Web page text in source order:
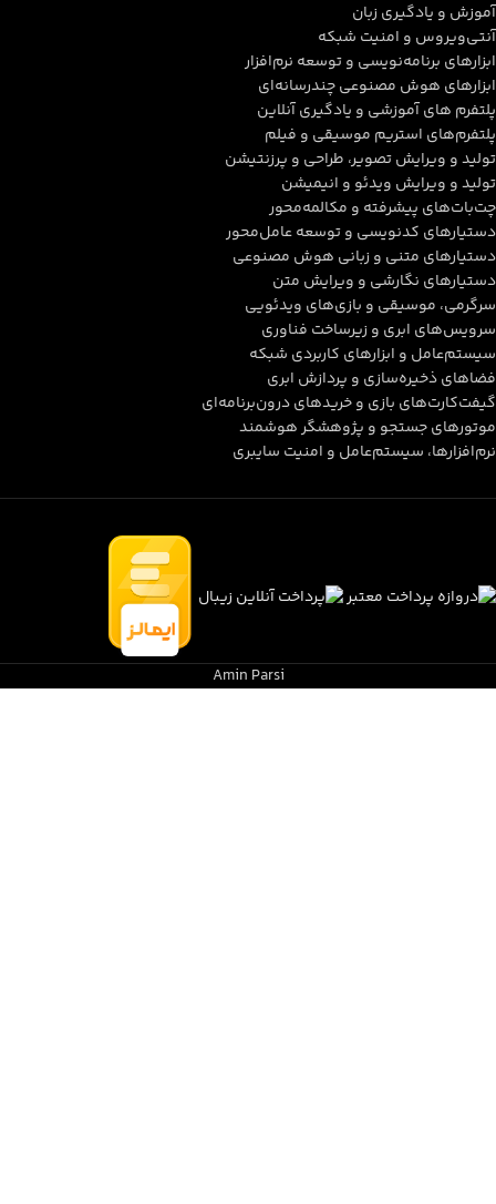
آموزش و یادگیری زبان
آنتی‌ویروس و امنیت شبکه
ابزارهای برنامه‌نویسی و توسعه نرم‌افزار
ابزارهای هوش مصنوعی چندرسانه‌ای
پلتفرم های آموزشی و یادگیری آنلاین
پلتفرم‌های استریم موسیقی و فیلم
تولید و ویرایش تصویر، طراحی و پرزنتیشن
تولید و ویرایش ویدئو و انیمیشن
چت‌بات‌های پیشرفته و مکالمه‌محور
دستیارهای کدنویسی و توسعه عامل‌محور
دستیارهای متنی و زبانی هوش مصنوعی
دستیارهای نگارشی و ویرایش متن
سرگرمی، موسیقی و بازی‌های ویدئویی
سرویس‌های ابری و زیرساخت فناوری
سیستم‌عامل و ابزارهای کاربردی شبکه
فضاهای ذخیره‌سازی و پردازش ابری
گیفت‌کارت‌های بازی و خریدهای درون‌برنامه‌ای
موتورهای جستجو و پژوهشگر هوشمند
نرم‌افزارها، سیستم‌عامل و امنیت سایبری
Amin Parsi